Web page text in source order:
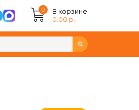
0
В корзине
0.00 р.